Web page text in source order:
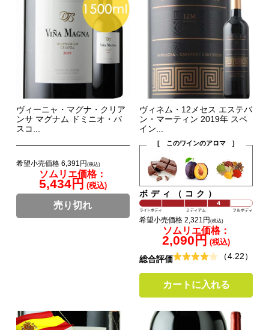
ヴィーニャ・マグナ・クリア
ンサ マグナム ドミニオ・バ
スコ...
希望小売価格 6,391円 (税込)
ソムリエ価格：
5,434円 (税込)
売り切れ
ヴィネム・12メセス エステバ
ン・マーティン 2019年 スペ
イン...
[ このワインのアロマ ]
ボディ（コク）
希望小売価格 2,321円(税込)
ソムリエ価格：
2,090円 (税込)
総合評価 （4.22）
カートに入れる